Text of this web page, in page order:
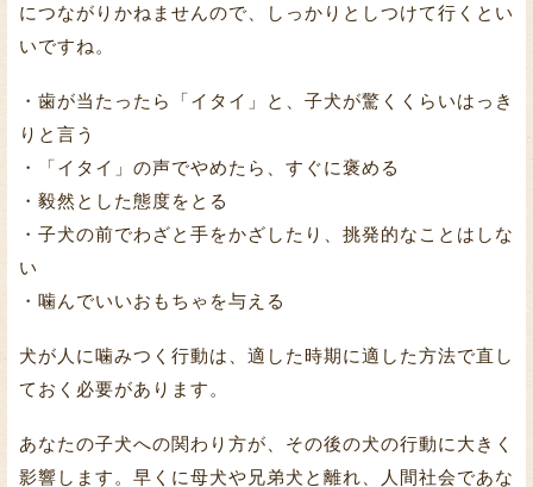
につながりかねませんので、しっかりとしつけて行くとい
いですね。
・歯が当たったら「イタイ」と、子犬が驚くくらいはっき
りと言う
・「イタイ」の声でやめたら、すぐに褒める
・毅然とした態度をとる
・子犬の前でわざと手をかざしたり、挑発的なことはしな
い
・噛んでいいおもちゃを与える
犬が人に噛みつく行動は、適した時期に適した方法で直し
ておく必要があります。
あなたの子犬への関わり方が、その後の犬の行動に大きく
影響します。早くに母犬や兄弟犬と離れ、人間社会であな